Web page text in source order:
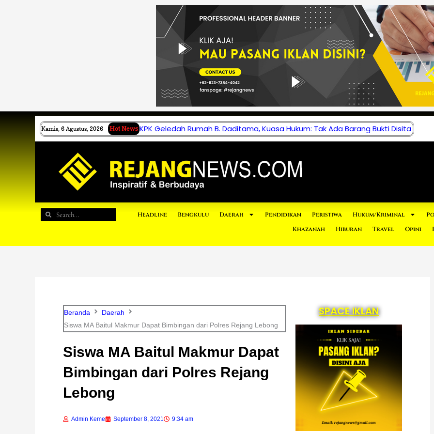
Kamis, 6 Agustus, 2026 Hot News KPK Geledah Rumah B. Daditama, Kuasa Hukum: Tak Ada Barang Bukti Disita
Search
Search Headline Bengkulu Daerah Pendidikan Peristiwa Hukum/Kriminal
Khazanah
Hiburan Travel Opini
Beranda
Daerah
Siswa MA Baitul Makmur Dapat Bimbingan dari Polres Rejang Lebong
Siswa MA Baitul Makmur Dapat
Bimbingan dari Polres Rejang
Lebong
Admin Keme September 8, 2021 9:34 am
SPACE IKLAN